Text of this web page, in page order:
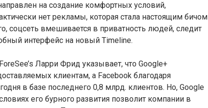
на создание комфортных условий,
нет рекламы, которая стала настоящим бичом
соцсеть вмешивается в приватность людей, следит
интерфейс на новый Timeline.
Ларри Фрид указывает, что Google+
клиентам, а Facebook благодаря
в базе последнего 0,8 млрд. клиентов. Но, Google
его бурного развития позволит компании в